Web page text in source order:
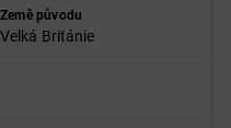
Země původu
Velká Británie